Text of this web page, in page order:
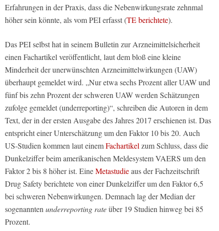
Erfahrungen in der Praxis, dass die Nebenwirkungsrate zehnmal
höher sein könnte, als vom PEI erfasst (TE berichtete).
Das PEI selbst hat in seinem Bulletin zur Arzneimittelsicherheit
einen Fachartikel veröffentlicht, laut dem bloß eine kleine
Minderheit der unerwünschten Arzneimittelwirkungen (UAW)
überhaupt gemeldet wird. „Nur etwa sechs Prozent aller UAW und
fünf bis zehn Prozent der schweren UAW werden Schätzungen
zufolge gemeldet (underreporting)“, schreiben die Autoren in dem
Text, der in der ersten Ausgabe des Jahres 2017 erschienen ist. Das
entspricht einer Unterschätzung um den Faktor 10 bis 20. Auch
US-Studien kommen laut einemFachartikel zum Schluss, dass die
Dunkelziffer beim amerikanischen Meldesystem VAERS um den
Faktor 2 bis 8 höher ist. EineMetastudieaus der Fachzeitschrift
Drug Safety berichtete von einer Dunkelziffer um den Faktor 6,5
bei schweren Nebenwirkungen. Demnach lag der Median der
sogenannten underreporting rateüber 19 Studien hinweg bei 85
Prozent.